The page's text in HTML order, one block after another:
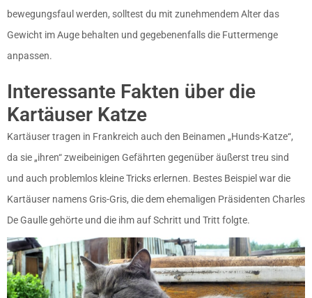
bewegungsfaul werden, solltest du mit zunehmendem Alter das
Gewicht im Auge behalten und gegebenenfalls die Futtermenge
anpassen.
Interessante Fakten über die
Kartäuser Katze
Kartäuser tragen in Frankreich auch den Beinamen „Hunds-Katze“,
da sie „ihren“ zweibeinigen Gefährten gegenüber äußerst treu sind
und auch problemlos kleine Tricks erlernen. Bestes Beispiel war die
Kartäuser namens Gris-Gris, die dem ehemaligen Präsidenten Charles
De Gaulle gehörte und die ihm auf Schritt und Tritt folgte.